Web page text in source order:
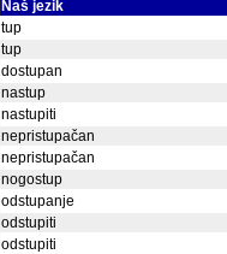
Naš jezik
tup
tup
dostupan
nastup
nastupiti
nepristupačan
nepristupačan
nogostup
odstupanje
odstupiti
odstupiti